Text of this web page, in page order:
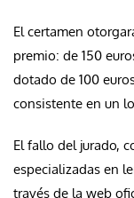
El certamen
premio: de 150
dotado de 100
consistente en un
El fallo del jurado,
especializadas en
través de la web